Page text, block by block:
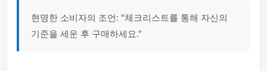
현명한 소비자의 조언: "체크리스트를 통해 자신의
기준을 세운 후 구매하세요."